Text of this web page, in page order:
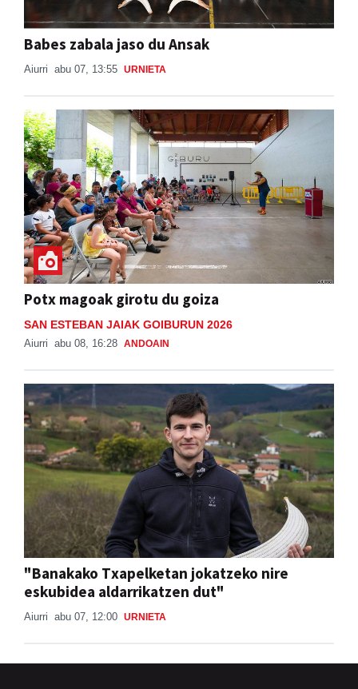
Babes zabala jaso du Ansak
Aiurri abu 07, 13:55 URNIETA
Potx magoak girotu du goiza
SAN ESTEBAN JAIAK GOIBURUN 2026
Aiurri abu 08, 16:28 ANDOAIN
"Banakako Txapelketan jokatzeko nire
eskubidea aldarrikatzen dut"
Aiurri abu 07, 12:00 URNIETA